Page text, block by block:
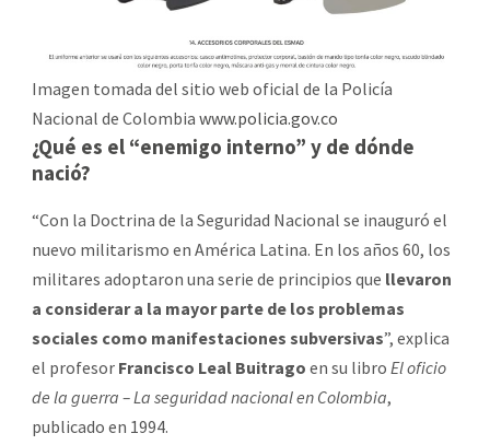
Imagen tomada del sitio web oficial de la Policía
Nacional de Colombia www.policia.gov.co
¿Qué es el “enemigo interno” y de dónde
nació?
“Con la Doctrina de la Seguridad Nacional se inauguró el
nuevo militarismo en América Latina. En los años 60, los
militares adoptaron una serie de principios que llevaron
a considerar a la mayor parte de los problemas
sociales como manifestaciones subversivas”, explica
el profesor Francisco Leal Buitrago en su libro El oficio
de la guerra – La seguridad nacional en Colombia,
publicado en 1994.